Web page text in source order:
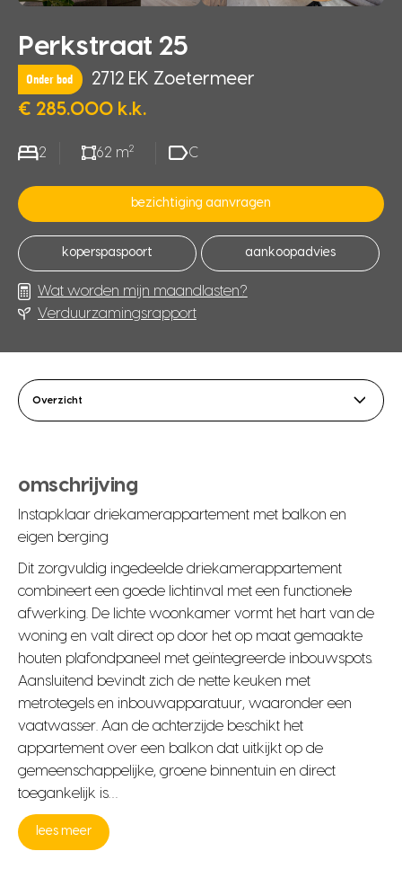
Perkstraat 25
Onder bod
2712 EK Zoetermeer
€ 285.000 k.k.
2 62 m2 C
bezichtiging aanvragen
koperspaspoort aankoopadvies
Wat worden mijn maandlasten?
Verduurzamingsrapport
Overzicht
omschrijving
Instapklaar driekamerappartement met balkon en
eigen berging
Dit zorgvuldig ingedeelde driekamerappartement
combineert een goede lichtinval met een functionele
afwerking. De lichte woonkamer vormt het hart van de
woning en valt direct op door het op maat gemaakte
houten plafondpaneel met geïntegreerde inbouwspots.
Aansluitend bevindt zich de nette keuken met
metrotegels en inbouwapparatuur, waaronder een
vaatwasser. Aan de achterzijde beschikt het
appartement over een balkon dat uitkijkt op de
gemeenschappelijke, groene binnentuin en direct
toegankelijk is…
lees meer